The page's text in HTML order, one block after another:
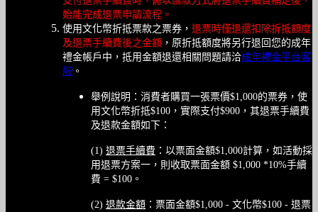
始能完成退票申請流程。
使用文化幣折抵票款之票券， 退票時僅退還扣除折抵額度
及退票手續費後之金額 ，原折抵額度將另行退回您的成年
禮金帳戶中，抵用金額退還相關問題請洽成年禮金平台客
服 。
舉例說明：消費者購買一張票價$1,000的票券，使
用文化幣折抵$100，實際支付$900，其退票手續費
及退款金額如下：
(1) 退票手續費 ：以票面金額$1,000計算，如活動採
用退票方案一，則收取票面金額 $1,000 *10%手續
費 = $100。
(2) 退款金額 ：票面金額$1,000 - 文化幣$100 - 退票